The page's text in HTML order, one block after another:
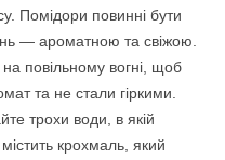
Помідори повинні бути
— ароматною та свіжою.
повільному вогні, щоб
та не стали гіркими.
трохи води, в якій
крохмаль, який